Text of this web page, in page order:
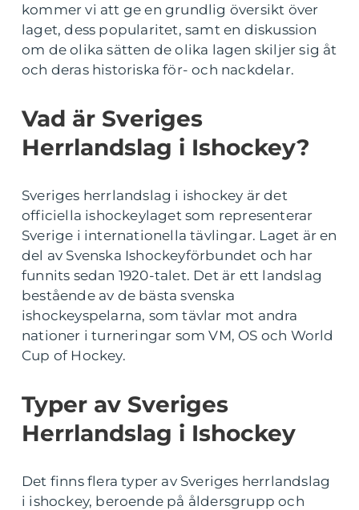
kommer vi att ge en grundlig översikt över
laget, dess popularitet, samt en diskussion
om de olika sätten de olika lagen skiljer sig åt
och deras historiska för- och nackdelar.
Vad är Sveriges
Herrlandslag i Ishockey?
Sveriges herrlandslag i ishockey är det
officiella ishockeylaget som representerar
Sverige i internationella tävlingar. Laget är en
del av Svenska Ishockeyförbundet och har
funnits sedan 1920-talet. Det är ett landslag
bestående av de bästa svenska
ishockeyspelarna, som tävlar mot andra
nationer i turneringar som VM, OS och World
Cup of Hockey.
Typer av Sveriges
Herrlandslag i Ishockey
Det finns flera typer av Sveriges herrlandslag
i ishockey, beroende på åldersgrupp och